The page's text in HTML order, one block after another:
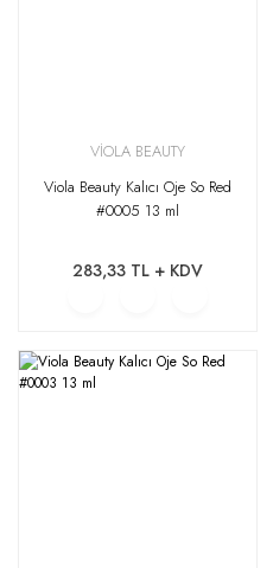
VİOLA BEAUTY
Viola Beauty Kalıcı Oje So Red
#0005 13 ml
283,33 TL + KDV